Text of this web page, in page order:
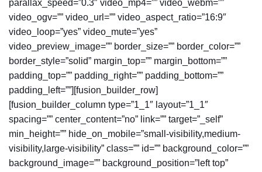
parallax_speed=”0.3″ video_mp4=”” video_webm=””
video_ogv=”” video_url=”” video_aspect_ratio=”16:9″
video_loop=”yes” video_mute=”yes”
video_preview_image=”” border_size=”” border_color=””
border_style=”solid” margin_top=”” margin_bottom=””
padding_top=”” padding_right=”” padding_bottom=””
padding_left=””][fusion_builder_row]
[fusion_builder_column type=”1_1″ layout=”1_1″
spacing=”” center_content=”no” link=”” target=”_self”
min_height=”” hide_on_mobile=”small-visibility,medium-
visibility,large-visibility” class=”” id=”” background_color=””
background_image=”” background_position=”left top”